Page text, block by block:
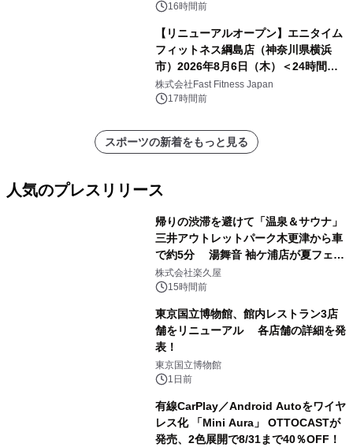
16時間前
【リニューアルオープン】エニタイム
フィットネス綱島店（神奈川県横浜
市）2026年8月6日（木）＜24時間年
中無休のフィットネスジム＞
株式会社Fast Fitness Japan
17時間前
スポーツの新着をもっと見る
人気のプレスリリース
帰りの渋滞を避けて「温泉＆サウナ」
三井アウトレットパーク木更津から車
で約5分 湯舞音 袖ケ浦店が夏フェア
メニューを提供
株式会社楽久屋
15時間前
東京国立博物館、館内レストラン3店
舗をリニューアル 各店舗の詳細を発
表！
東京国立博物館
1日前
有線CarPlay／Android Autoをワイヤ
レス化 「Mini Aura」 OTTOCASTが
発売、2色展開で8/31まで40％OFF！